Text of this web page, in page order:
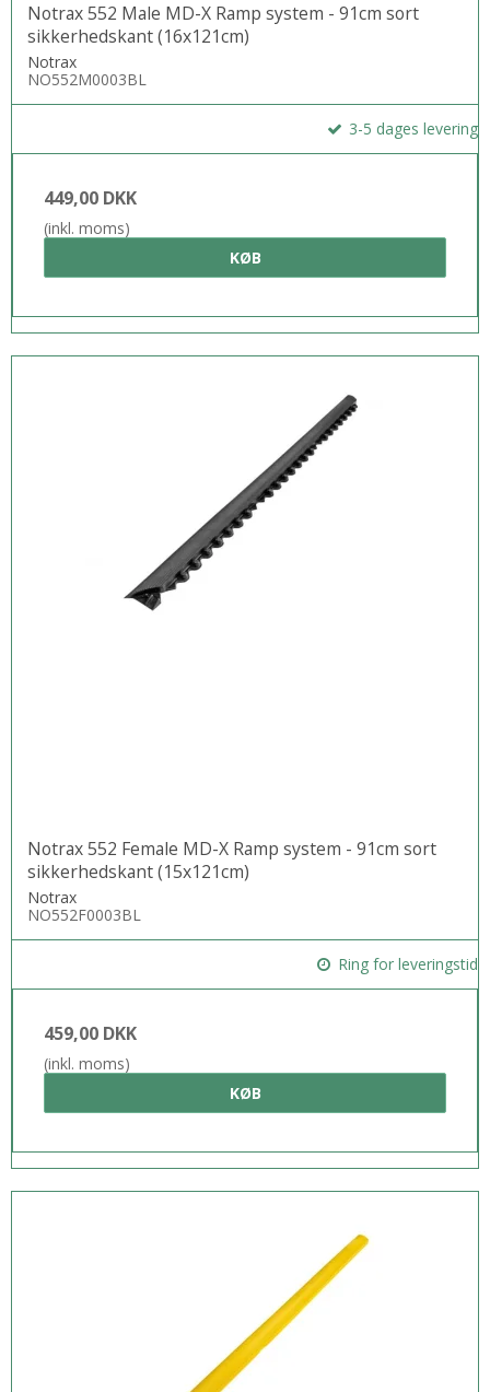
Notrax 552 Male MD-X Ramp system - 91cm sort
sikkerhedskant (16x121cm)
Notrax
NO552M0003BL
3-5 dages levering
449,00 DKK
(inkl. moms)
KØB
Notrax 552 Female MD-X Ramp system - 91cm sort
sikkerhedskant (15x121cm)
Notrax
NO552F0003BL
Ring for leveringstid
459,00 DKK
(inkl. moms)
KØB